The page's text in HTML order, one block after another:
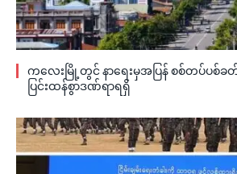
ကလေးမြို့တွင် နာရေးမှအပြန် စစ်တပ်ပစ်ခ
ပြင်းထန်စွာဒဏ်ရာရရှိ